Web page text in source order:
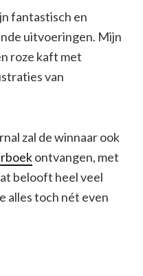
fantastisch en
uitvoeringen. Mijn
roze kaft met
van
zal de winnaar ook
ontvangen, met
belooft heel veel
alles toch nét even